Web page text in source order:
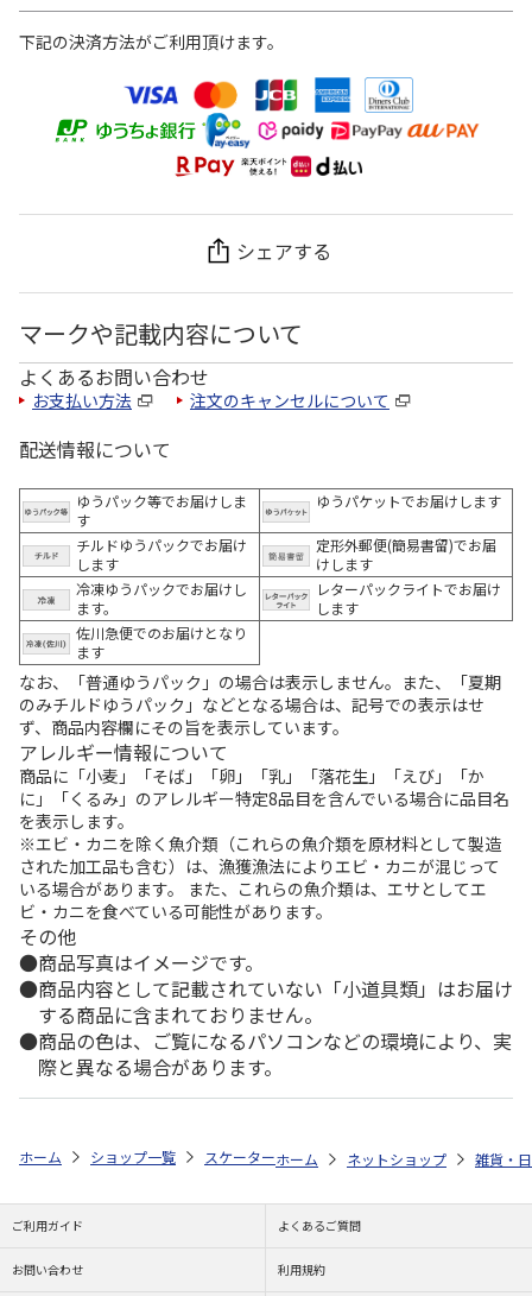
下記の決済方法がご利用頂けます。
シェアする
マークや記載内容について
よくあるお問い合わせ
お支払い方法 注文のキャンセルについて
配送情報について
ゆうパック等でお届けしま
す
ゆうパケットでお届けします
チルドゆうパックでお届け
します
定形外郵便(簡易書留)でお届
けします
冷凍ゆうパックでお届けし
ます。
レターパックライトでお届け
します
佐川急便でのお届けとなり
ます
なお、「普通ゆうパック」の場合は表示しません。また、「夏期
のみチルドゆうパック」などとなる場合は、記号での表示はせ
ず、商品内容欄にその旨を表示しています。
アレルギー情報について
商品に「小麦」「そば」「卵」「乳」「落花生」「えび」「か
に」「くるみ」のアレルギー特定8品目を含んでいる場合に品目名
を表示します。
※エビ・カニを除く魚介類（これらの魚介類を原材料として製造
された加工品も含む）は、漁獲漁法によりエビ・カニが混じって
いる場合があります。 また、これらの魚介類は、エサとしてエ
ビ・カニを食べている可能性があります。
その他
商品写真はイメージです。
商品内容として記載されていない「小道具類」はお届け
する商品に含まれておりません。
商品の色は、ご覧になるパソコンなどの環境により、実
際と異なる場合があります。
ホーム ショップ一覧 スケーター 抗菌 食洗機対応 ふわっと弁当箱
ホーム ネットショップ 雑貨・
ご利用ガイド よくあるご質問
お問い合わせ 利用規約